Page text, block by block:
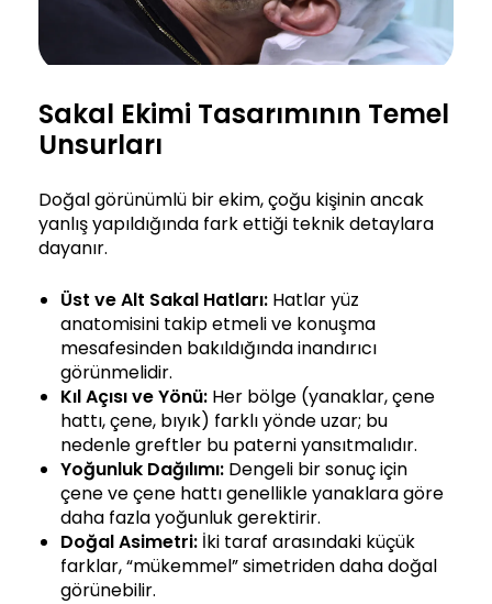
Sakal Ekimi Tasarımının Temel
Unsurları
Doğal görünümlü bir ekim, çoğu kişinin ancak
yanlış yapıldığında fark ettiği teknik detaylara
dayanır.
Üst ve Alt Sakal Hatları: Hatlar yüz
anatomisini takip etmeli ve konuşma
mesafesinden bakıldığında inandırıcı
görünmelidir.
Kıl Açısı ve Yönü: Her bölge (yanaklar, çene
hattı, çene, bıyık) farklı yönde uzar; bu
nedenle greftler bu paterni yansıtmalıdır.
Yoğunluk Dağılımı: Dengeli bir sonuç için
çene ve çene hattı genellikle yanaklara göre
daha fazla yoğunluk gerektirir.
Doğal Asimetri: İki taraf arasındaki küçük
farklar, “mükemmel” simetriden daha doğal
görünebilir.